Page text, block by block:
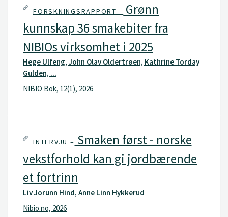
FORSKNINGSRAPPORT – Grønn
kunnskap 36 smakebiter fra
NIBIOs virksomhet i 2025
Hege Ulfeng, John Olav Oldertrøen, Kathrine Torday
Gulden, ...
NIBIO Bok, 12(1), 2026
INTERVJU – Smaken først - norske
vekstforhold kan gi jordbærende
et fortrinn
Liv Jorunn Hind, Anne Linn Hykkerud
Nibio.no, 2026